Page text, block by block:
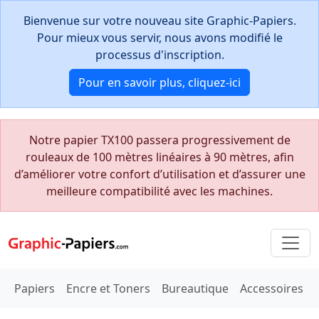
Bienvenue sur votre nouveau site Graphic-Papiers.
Pour mieux vous servir, nous avons modifié le
processus d'inscription.
Pour en savoir plus, cliquez-ici
Notre papier TX100 passera progressivement de
rouleaux de 100 mètres linéaires à 90 mètres, afin
d’améliorer votre confort d’utilisation et d’assurer une
meilleure compatibilité avec les machines.
Papiers Encre et Toners Bureautique Accessoires